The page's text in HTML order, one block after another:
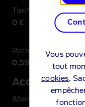
Vous
tout
cookies.
Tarif de base
0 €
Recharge sur une
0,59 €/kWh
Accès
Abonnement